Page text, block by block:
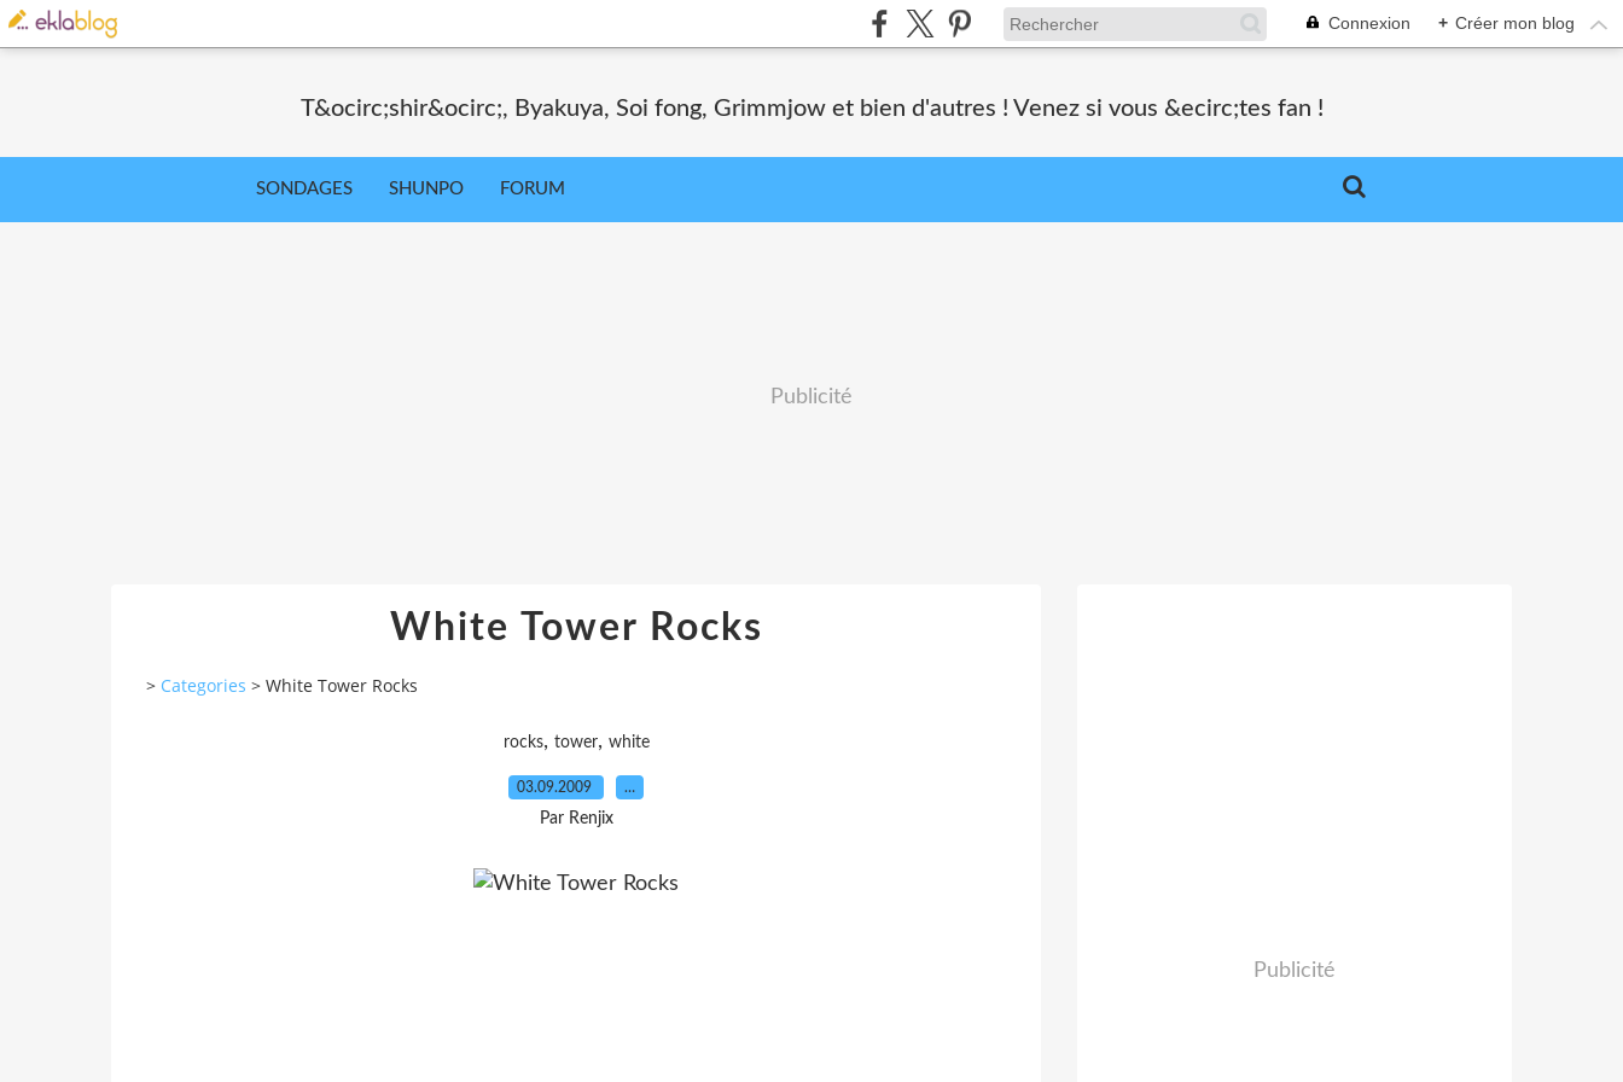
Connexion + Créer mon blog
T&ocirc;shir&ocirc;, Byakuya, Soi fong, Grimmjow et bien d'autres ! Venez si vous &ecirc;tes fan !
SONDAGES SHUNPO FORUM
Publicité
White Tower Rocks
> Categories > White Tower Rocks
rocks, tower, white
03.09.2009 …
Par Renjix
Publicité